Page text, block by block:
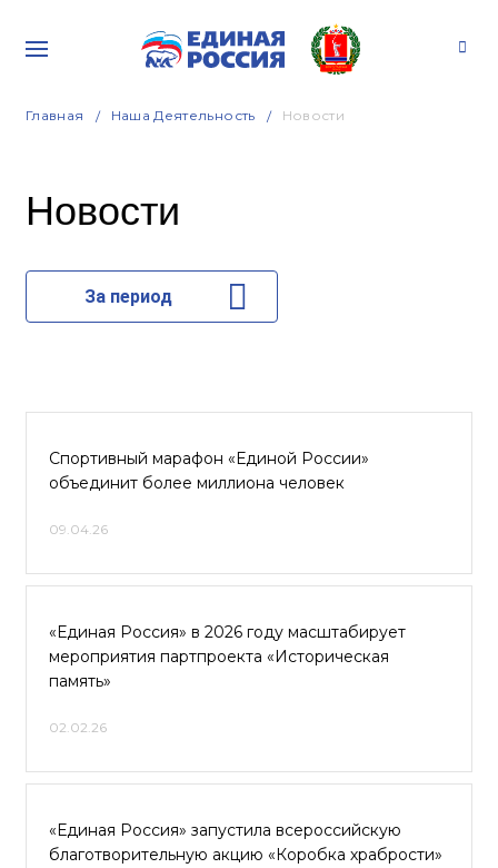
Главная Наша Деятельность Новости
Новости
За период
Спортивный марафон «Единой России»
объединит более миллиона человек
09.04.26
«Единая Россия» в 2026 году масштабирует
мероприятия партпроекта «Историческая
память»
02.02.26
«Единая Россия» запустила всероссийскую
благотворительную акцию «Коробка храбрости»